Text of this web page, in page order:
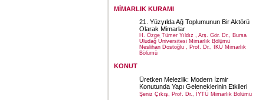
MİMARLIK KURAMI
21. Yüzyılda Ağ Toplumunun Bir Aktörü
Olarak Mimarlar
H. Özge Tümer Yıldız , Arş. Gör. Dr., Bursa
Uludağ Üniversitesi Mimarlık Bölümü
Neslihan Dostoğlu , Prof. Dr., İKÜ Mimarlık
Bölümü
KONUT
Üretken Melezlik: Modern İzmir
Konutunda Yapı Geleneklerinin Etkileri
Şeniz Çıkış, Prof. Dr., İYTÜ Mimarlık Bölümü